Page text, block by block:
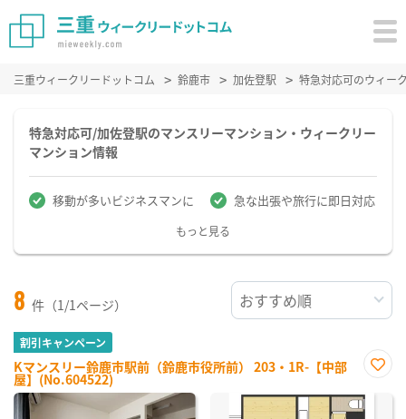
三重ウィークリードットコム 鈴鹿市 加佐登駅 特急対応可のウィー
特急対応可/加佐登駅のマンスリーマンション・ウィークリー
マンション情報
移動が多いビジネスマンに 急な出張や旅行に即日対応
もっと見る
8 件（1/1ページ）
割引キャンペーン
Kマンスリー鈴鹿市駅前（鈴鹿市役所前） 203・1R-【中部
屋】(No.604522)
に入
り登